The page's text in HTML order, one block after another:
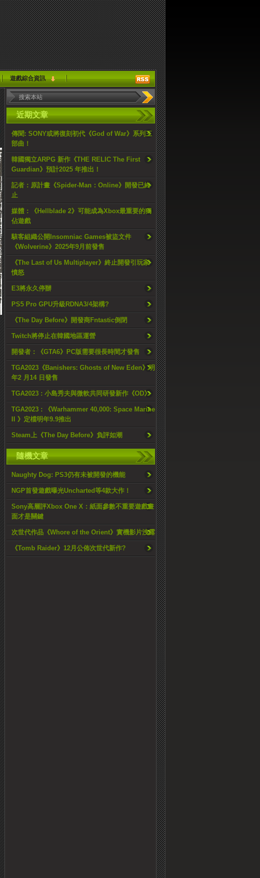
遊戲綜合資訊
近期文章
傳聞: SONY或將復刻初代《God of War》系列三
部曲！
韓國獨立ARPG 新作《THE RELIC The First
Guardian》預計2025 年推出！
記者：原計畫《Spider-Man：Online》開發已終
止
媒體：《Hellblade 2》可能成為Xbox最重要的獨
佔遊戲
駭客組織公開Insomniac Games被盜文件
《Wolverine》2025年9月前發售
《The Last of Us Multiplayer》終止開發引玩家
憤怒
E3將永久停辦
PS5 Pro GPU升級RDNA3/4架構?
《The Day Before》開發商Fntastic倒閉
Twitch將停止在韓國地區運營
開發者：《GTA6》PC版需要很長時間才發售
TGA2023《Banishers: Ghosts of New Eden》明
年2 月14 日發售
TGA2023 : 小島秀夫與微軟共同研發新作《OD》
TGA2023 : 《Warhammer 40,000: Space Marine
II 》定檔明年9.9推出
Steam上《The Day Before》負評如潮
隨機文章
Naughty Dog: PS3仍有未被開發的機能
NGP首發遊戲曝光Uncharted等4款大作！
Sony高層評Xbox One X：紙面參數不重要遊戲畫
面才是關鍵
次世代作品《Whore of the Orient》實機影片洩露
《Tomb Raider》12月公佈次世代新作?